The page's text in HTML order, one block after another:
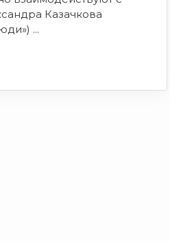
Казачкова
...